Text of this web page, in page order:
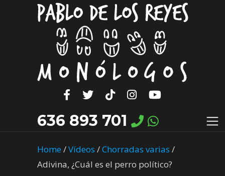
636 893 701
Home/Vídeos /Chorradas varias /
Adivina, ¿Cuál es el perro político?